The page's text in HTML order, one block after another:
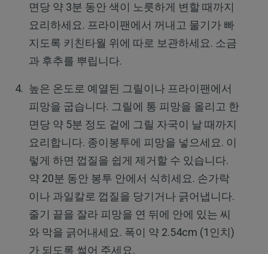
면당 약 3분 동안 색이 노릇하게 변할 때까지
요리하세요. 프라이팬에서 꺼내고 물기가 빠
지도록 키친타월 위에 따로 보관하세요. 소금
과 후추를 뿌립니다.
높은 온도로 예열된 그릴이나 프라이팬에서
피망을 굽습니다. 그릴에 통 피망을 올리고 한
면당 약 5분 정도 겉에 그릴 자국이 날 때까지
요리합니다. 종이봉투에 피망을 넣으세요. 이
렇게 하면 껍질을 쉽게 제거할 수 있습니다.
약 20분 동안 봉투 안에서 식히세요. 손가락
이나 과일칼로 껍질을 당기거나 긁어냅니다.
줄기 끝을 잘라 피망을 연 뒤에 안에 있는 씨
와 막을 긁어내세요. 폭이 약 2.54cm (1인치)
가 되도록 썰어 주세요.